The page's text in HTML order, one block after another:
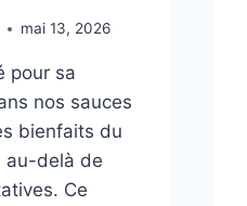
mai 13, 2026
pour sa
nos sauces
bienfaits du
au-delà de
Ce